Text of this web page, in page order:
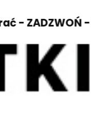
- 23 69